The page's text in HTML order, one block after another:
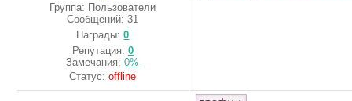
Группа: Пользователи
Сообщений:31
Награды:0
Репутация: 0
Замечания:0%
Статус:offline